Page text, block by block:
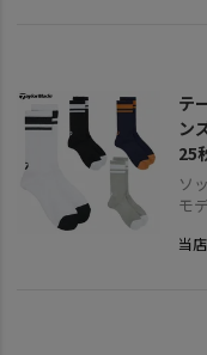
テ
ン
25
ソ
モ
当